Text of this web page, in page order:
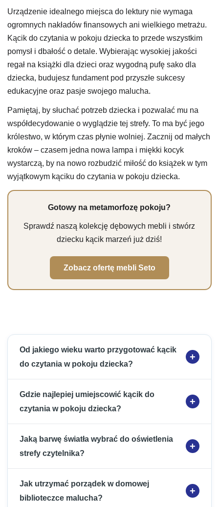
Urządzenie idealnego miejsca do lektury nie wymaga
ogromnych nakładów finansowych ani wielkiego metrażu.
Kącik do czytania w pokoju dziecka to przede wszystkim
pomysł i dbałość o detale. Wybierając wysokiej jakości
regał na książki dla dzieci oraz wygodną pufę sako dla
dziecka, budujesz fundament pod przyszłe sukcesy
edukacyjne oraz pasje swojego malucha.
Pamiętaj, by słuchać potrzeb dziecka i pozwalać mu na
współdecydowanie o wyglądzie tej strefy. To ma być jego
królestwo, w którym czas płynie wolniej. Zacznij od małych
kroków – czasem jedna nowa lampa i miękki kocyk
wystarczą, by na nowo rozbudzić miłość do książek w tym
wyjątkowym kąciku do czytania w pokoju dziecka.
Gotowy na metamorfozę pokoju?
Sprawdź naszą kolekcję dębowych mebli i stwórz
dziecku kącik marzeń już dziś!
Zobacz ofertę mebli Seto
Od jakiego wieku warto przygotować kącik
do czytania w pokoju dziecka?
Gdzie najlepiej umiejscowić kącik do
czytania w pokoju dziecka?
Jaką barwę światła wybrać do oświetlenia
strefy czytelnika?
Jak utrzymać porządek w domowej
biblioteczce malucha?